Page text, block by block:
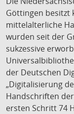
Göttingen besitzt
mittelalterliche
wurden seit der
sukzessive
der Deutschen
„Digitalisierung
Handschriften
ersten Schritt 74